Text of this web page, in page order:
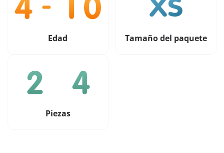
Edad Tamaño del paquete
Piezas